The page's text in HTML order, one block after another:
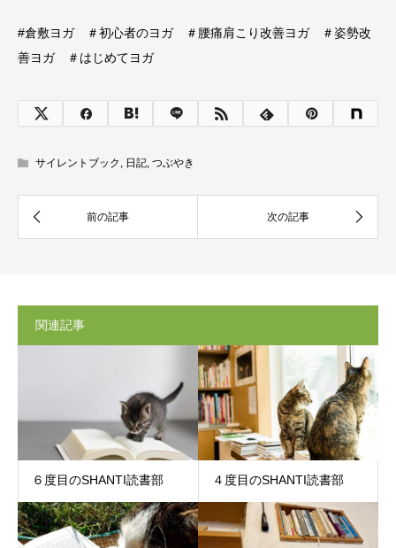
#倉敷ヨガ ＃初心者のヨガ ＃腰痛肩こり改善ヨガ ＃姿勢改
善ヨガ ＃はじめてヨガ
サイレントブック , 日記, つぶやき
関連記事
６度目のSHANTI読書部 ４度目のSHANTI読書部